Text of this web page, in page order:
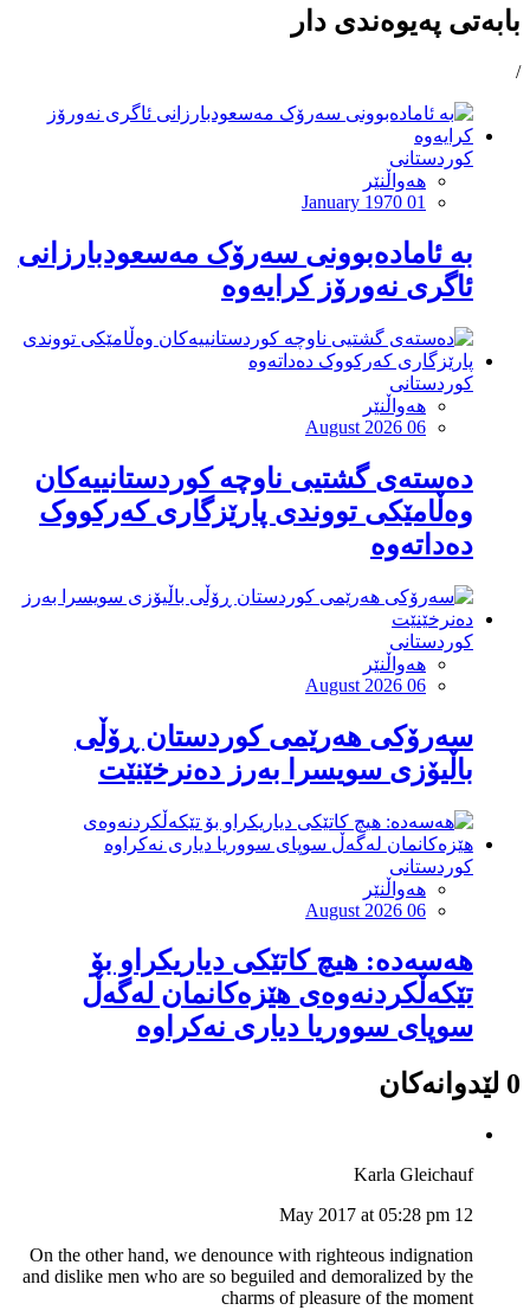
بابەتی پەیوەندی دار
/
کوردستانی
هەواڵنێر
January 1970 01
بە ئامادەبوونی سەرۆک مەسعودبارزانی
ئاگری نەورۆز کرایەوە
کوردستانی
هەواڵنێر
August 2026 06
دەستەی گشتیی ناوچە کوردستانییەکان
وەڵامێکی تووندی پارێزگاری کەرکووک
دەداتەوە
کوردستانی
هەواڵنێر
August 2026 06
سەرۆكی هەرێمی كوردستان ڕۆڵی
باڵیۆزی سویسرا بەرز دەنرخێنێت
کوردستانی
هەواڵنێر
August 2026 06
هەسەدە: هیچ کاتێکی دیاریکراو بۆ
تێکەڵکردنەوەی هێزەکانمان لەگەڵ
سوپای سووریا دیاری نەکراوە
0 لێدوانەکان
Karla Gleichauf
12 May 2017 at 05:28 pm
On the other hand, we denounce with righteous indignation
and dislike men who are so beguiled and demoralized by the
charms of pleasure of the moment